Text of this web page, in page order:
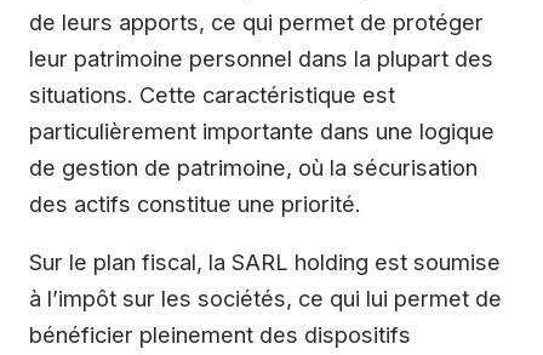
de leurs apports, ce qui permet de protéger
leur patrimoine personnel dans la plupart des
situations. Cette caractéristique est
particulièrement importante dans une logique
de gestion de patrimoine, où la sécurisation
des actifs constitue une priorité.
Sur le plan fiscal, la SARL holding est soumise
à l’impôt sur les sociétés, ce qui lui permet de
bénéficier pleinement des dispositifs